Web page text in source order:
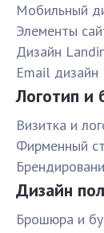
Мобильный
Элементы
Дизайн
Email дизайн
Логотип и
Визитка и
Фирменный
Дизайн
Брошюра и